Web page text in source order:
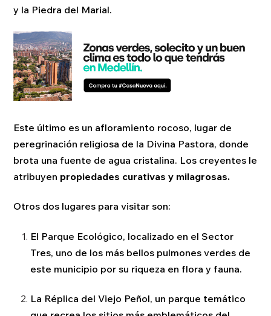
y la Piedra del Marial.
Este último es un afloramiento rocoso, lugar de
peregrinación religiosa de la Divina Pastora, donde
brota una fuente de agua cristalina. Los creyentes le
atribuyen propiedades curativas y milagrosas.
Otros dos lugares para visitar son:
El Parque Ecológico, localizado en el Sector
Tres, uno de los más bellos pulmones verdes de
este municipio por su riqueza en flora y fauna.
La Réplica del Viejo Peñol, un parque temático